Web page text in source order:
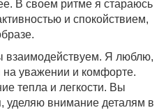
В своем ритме я стараюсь
и спокойствием,
взаимодействуем. Я люблю,
на уважении и комфорте.
тепла и легкости. Вы
уделяю внимание деталям в